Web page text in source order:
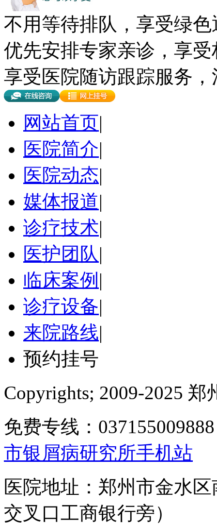
不用等待排队，享受绿
优先安排专家亲诊，享
享受医院随访跟踪服务
网站首页|
医院简介|
医院动态|
媒体报道|
诊疗技术|
医护团队|
临床案例 |
诊疗设备|
来院路线|
预约挂号
Copyrights; 2009-2025
免费专线：
市银屑病研究所手机站
医院地址：郑州市金水
交叉口工商银行旁）